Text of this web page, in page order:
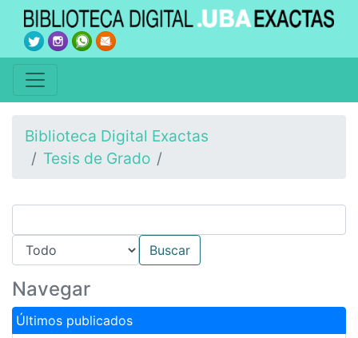
Biblioteca Digital Exactas
Tesis de Grado
Navegar
Últimos publicados